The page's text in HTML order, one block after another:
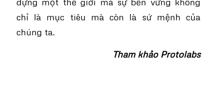
chỉ là mục tiêu mà còn là sứ mệnh của
chúng ta.
Tham khảo Protolabs